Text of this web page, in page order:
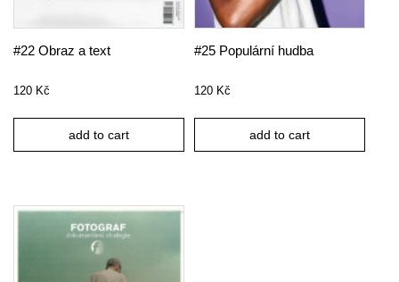
#22 Obraz a text
120 Kč
add to cart
#25 Populární hudba
120 Kč
add to cart